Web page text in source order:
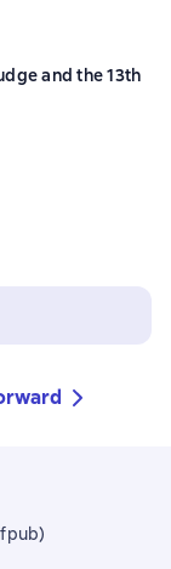
and the 13th
0 оценок